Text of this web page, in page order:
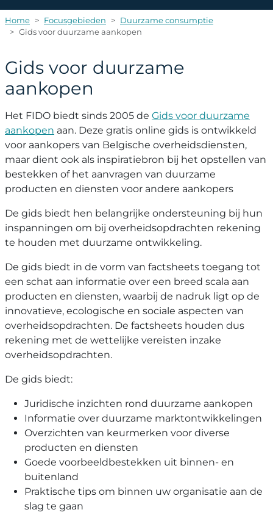
Home Focusgebieden
Duurzame consumptie
Gids voor duurzame aankopen
Gids voor duurzame
aankopen
Het FIDO biedt sinds 2005 de Gids voor duurzame
aankopen aan. Deze gratis online gids is ontwikkeld
voor aankopers van Belgische overheidsdiensten,
maar dient ook als inspiratiebron bij het opstellen van
bestekken of het aanvragen van duurzame
producten en diensten voor andere aankopers
De gids biedt hen belangrijke ondersteuning bij hun
inspanningen om bij overheidsopdrachten rekening
te houden met duurzame ontwikkeling.
De gids biedt in de vorm van factsheets toegang tot
een schat aan informatie over een breed scala aan
producten en diensten, waarbij de nadruk ligt op de
innovatieve, ecologische en sociale aspecten van
overheidsopdrachten. De factsheets houden dus
rekening met de wettelijke vereisten inzake
overheidsopdrachten.
De gids biedt:
Juridische inzichten rond duurzame aankopen
Informatie over duurzame marktontwikkelingen
Overzichten van keurmerken voor diverse
producten en diensten
Goede voorbeeldbestekken uit binnen- en
buitenland
Praktische tips om binnen uw organisatie aan de
slag te gaan